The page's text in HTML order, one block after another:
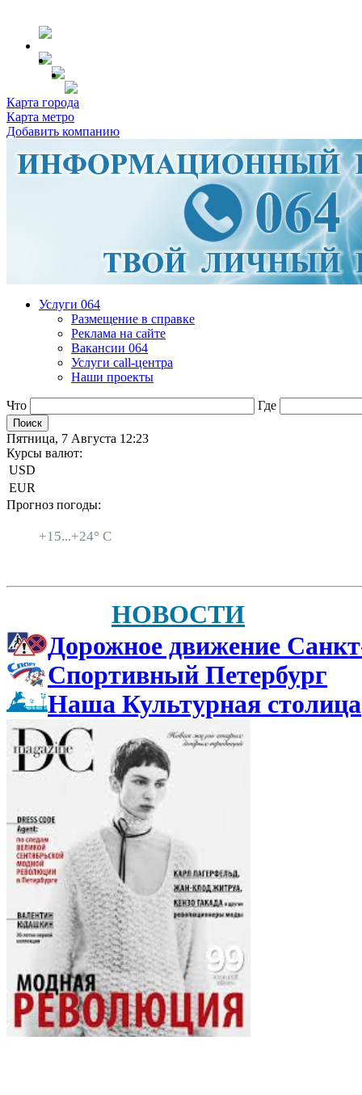
Карта города
Карта метро
Добавить компанию
Услуги 064
Размещение в справке
Реклама на сайте
Вакансии 064
Услуги call-центра
Наши проекты
Что Где
Пятница, 7 Августа 12:23
Курсы валют:
USD
EUR
Прогноз погоды:
+15...+24° C
НОВОСТИ
Дорожное движение
Спортивный Петербург
Наша Культурная столица